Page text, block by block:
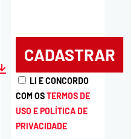
DownloadLI E CONCORDO
COM OSTERMOS DE
USO E POLÍTICA DE
PRIVACIDADE